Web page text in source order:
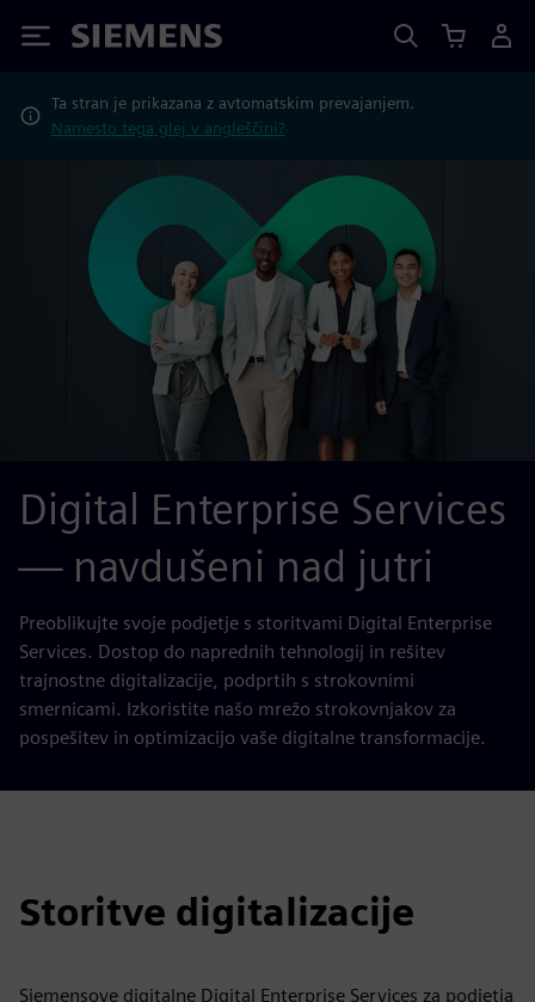
Siemens
Ta stran je prikazana z avtomatskim prevajanjem.
Namesto tega glej v angleščini?
Digital Enterprise Services
— navdušeni nad jutri
Preoblikujte svoje podjetje s storitvami Digital Enterprise
Services. Dostop do naprednih tehnologij in rešitev
trajnostne digitalizacije, podprtih s strokovnimi
smernicami. Izkoristite našo mrežo strokovnjakov za
pospešitev in optimizacijo vaše digitalne transformacije.
Storitve digitalizacije
Siemensove digitalne Digital Enterprise Services za podjetja